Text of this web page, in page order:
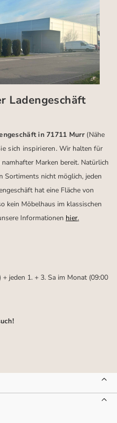
Ladengeschäft
in 71711 Murr (Nähe
sich inspirieren.Wir halten für
Marken bereit. Natürlich
Sortiments nicht möglich, jeden
hat eine Fläche von
kein Möbelhaus im klassischen
Informationen hier.
jeden 1. + 3. Sa im Monat (09:00